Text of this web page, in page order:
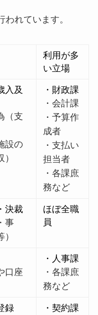
れています。
利用が多
い立場
入及
（支
設の
・財政課
・会計課
・予算作
成者
・支払い
担当者
・各課庶
務など
決裁
事
ほぼ全職
員
口座
・人事課
・各課庶
務など
録
・契約課